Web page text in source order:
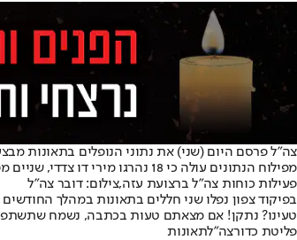
צה"ל פרסם היום (שני) את נתוני הנופלים בתאונות מבצעיות בדרום ובצפון. במערכה בעזה נהרגו 29 חיילים
מפילוח הנתונים עולה כי 18 נהרגו מירי דו צדדי, שניים מפליטת כדור ותשעה נהרגו מתאונות. בין היתר מדובר בטיפול אמל״ח, נשק ודריסות. במהלך נובמבר נפלו 15 חיילים בתאונות, ובדצמבר 14 נוספים.
פעילות כוחות צה"ל ברצועת עזה,צילום: דובר צה"ל
בפיקוד צפון נפלו שני חללים בתאונות במהלך
טעינו? נתקן! אם מצאתם טעות בכתבה, נשמח
פליטת כדורצה"לתאונות